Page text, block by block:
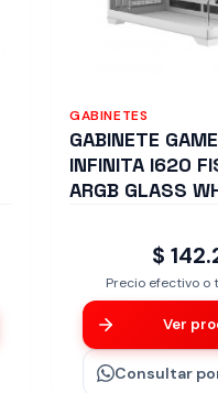
GABINETES
GABINETE
INFINITA I620
ARGB GLASS
$
Precio efectivo o
Ver
Consultar